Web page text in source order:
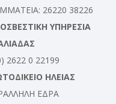
26220 38226
ΥΠΗΡΕΣΙΑ
2622 0 22199
ΗΛΕΙΑΣ
ΕΔΡΑ